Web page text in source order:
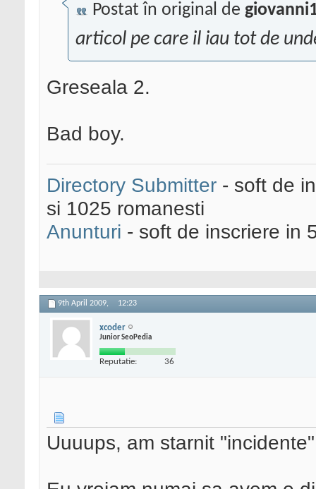
Postat în original de
articol pe care il iau tot de
Greseala 2.
Bad boy.
Directory Submitter - soft de
si 1025 romanesti
Anunturi - soft de inscriere in
9th April 2009, 12:23
xcoder
Junior SeoPedia
Reputatie: 36
Uuuups, am starnit